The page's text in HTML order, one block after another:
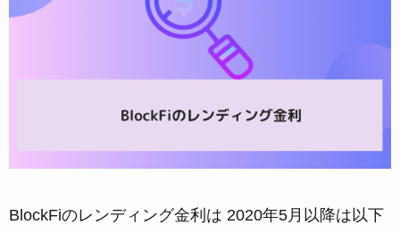
BlockFiのレンディング金利は 2020年5月以降は以下